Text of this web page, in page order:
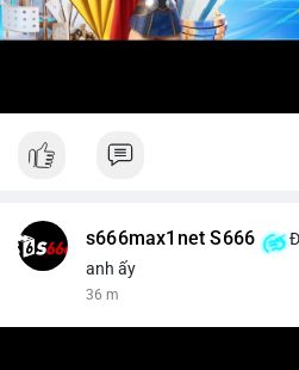
s666max1net S666
anh ấy
36 m